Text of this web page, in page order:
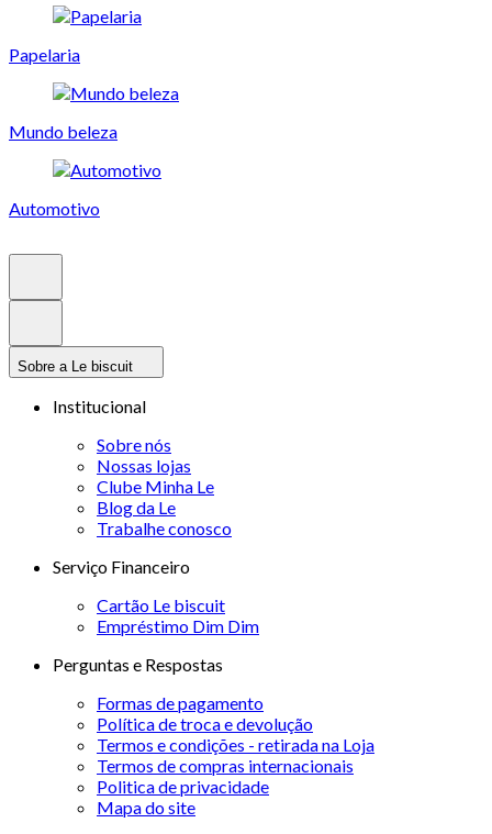
Papelaria
Mundo beleza
Automotivo
Sobre a Le biscuit
Institucional
Sobre nós
Nossas lojas
Clube Minha Le
Blog da Le
Trabalhe conosco
Serviço Financeiro
Cartão Le biscuit
Empréstimo Dim Dim
Perguntas e Respostas
Formas de pagamento
Política de troca e devolução
Termos e condições - retirada na Loja
Termos de compras internacionais
Politica de privacidade
Mapa do site